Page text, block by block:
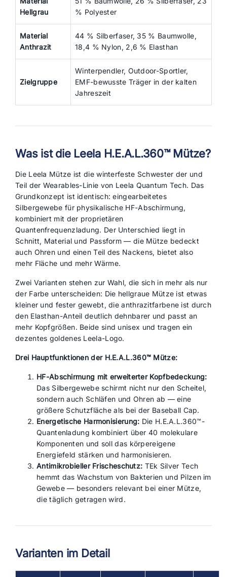
Hellgrau
% Polyester
Material
Anthrazit
44 % Silberfaser, 35 % Baumwolle,
18,4 % Nylon, 2,6 % Elasthan
Zielgruppe
Winterpendler, Outdoor-Sportler,
EMF-bewusste Träger in der kalten
Jahreszeit
Was ist die Leela H.E.A.L.360™ Mütze?
Die Leela Mütze ist die winterfeste Schwester der und
Teil der Wearables-Linie von Leela Quantum Tech. Das
Grundkonzept ist identisch: eingearbeitetes
Silbergewebe für physikalische HF-Abschirmung,
kombiniert mit der proprietären
Quantenfrequenzladung. Der Unterschied liegt in
Schnitt, Material und Passform — die Mütze bedeckt
auch Ohren und einen Teil des Nackens, bietet also
mehr Fläche und mehr Wärme.
Zwei Varianten stehen zur Wahl, die sich in mehr als nur
der Farbe unterscheiden: Die hellgraue Mütze ist etwas
kleiner und fester gewebt, die anthrazitfarbene ist durch
den Elasthan-Anteil deutlich dehnbarer und passt an
mehr Kopfgrößen. Beide sind unisex und tragen ein
dezentes goldenes Leela-Logo.
Drei Hauptfunktionen der H.E.A.L.360™ Mütze:
HF-Abschirmung mit erweiterter Kopfbedeckung:
Das Silbergewebe schirmt nicht nur den Scheitel,
sondern auch Schläfen und Ohren ab — eine
größere Schutzfläche als bei der Baseball Cap.
Energetische Harmonisierung: Die H.E.A.L.360™-
Quantenladung kombiniert über 40 molekulare
Komponenten und soll das körpereigene
Energiefeld stärken und harmonisieren.
Antimikrobieller Frischeschutz: TEk Silver Tech
hemmt das Wachstum von Bakterien und Pilzen im
Gewebe — besonders relevant bei einer Mütze,
die täglich getragen wird.
Varianten im Detail